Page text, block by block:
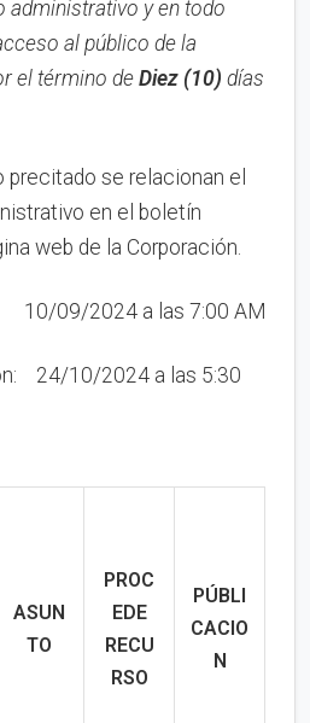
administrativo y en todo
al público de la
el término de Diez (10) días
precitado se relacionan el
en el boletín
web de la Corporación.
09/2024 a las 7:00 AM
24/10/2024 a las 5:30
ASUN
TO
PROC
EDE
RECU
RSO
PÚBLI
CACIO
N